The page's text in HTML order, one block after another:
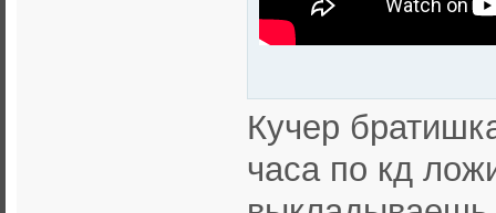
Кучер
часа по кд